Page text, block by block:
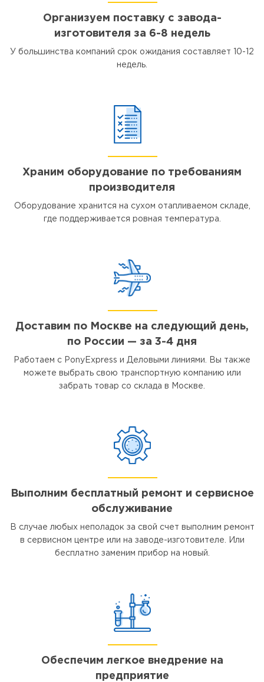
Организуем поставку с завода-
изготовителя за 6-8 недель
У большинства компаний срок ожидания составляет 10-12
недель.
Храним оборудование по требованиям
производителя
Оборудование хранится на сухом отапливаемом складе,
где поддерживается ровная температура.
Доставим по Москве на следующий день,
по России — за 3-4 дня
Работаем с PonyExpress и Деловыми линиями. Вы также
можете выбрать свою транспортную компанию или
забрать товар со склада в Москве.
Выполним бесплатный ремонт и сервисное
обслуживание
В случае любых неполадок за свой счет выполним ремонт
в сервисном центре или на заводе-изготовителе. Или
бесплатно заменим прибор на новый.
Обеспечим легкое внедрение на
предприятие